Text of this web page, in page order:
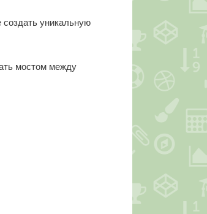
уникальную
мостом между